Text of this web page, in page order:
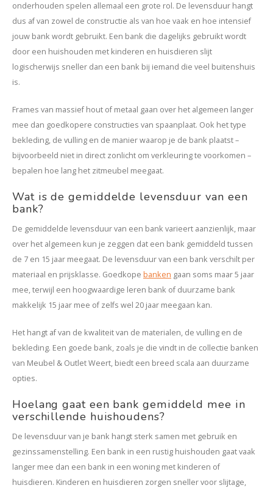
onderhouden spelen allemaal een grote rol. De levensduur hangt
dus af van zowel de constructie als van hoe vaak en hoe intensief
jouw bank wordt gebruikt. Een bank die dagelijks gebruikt wordt
door een huishouden met kinderen en huisdieren slijt
logischerwijs sneller dan een bank bij iemand die veel buitenshuis
is.
Frames van massief hout of metaal gaan over het algemeen langer
mee dan goedkopere constructies van spaanplaat. Ook het type
bekleding, de vulling en de manier waarop je de bank plaatst –
bijvoorbeeld niet in direct zonlicht om verkleuring te voorkomen –
bepalen hoe lang het zitmeubel meegaat.
Wat is de gemiddelde levensduur van een
bank?
De gemiddelde levensduur van een bank varieert aanzienlijk, maar
over het algemeen kun je zeggen dat een bank gemiddeld tussen
de 7 en 15 jaar meegaat. De levensduur van een bank verschilt per
materiaal en prijsklasse. Goedkope banken gaan soms maar 5 jaar
mee, terwijl een hoogwaardige leren bank of duurzame bank
makkelijk 15 jaar mee of zelfs wel 20 jaar meegaan kan.
Het hangt af van de kwaliteit van de materialen, de vulling en de
bekleding. Een goede bank, zoals je die vindt in de collectie banken
van Meubel & Outlet Weert, biedt een breed scala aan duurzame
opties.
Hoelang gaat een bank gemiddeld mee in
verschillende huishoudens?
De levensduur van je bank hangt sterk samen met gebruik en
gezinssamenstelling. Een bank in een rustig huishouden gaat vaak
langer mee dan een bank in een woning met kinderen of
huisdieren. Kinderen en huisdieren zorgen sneller voor slijtage,